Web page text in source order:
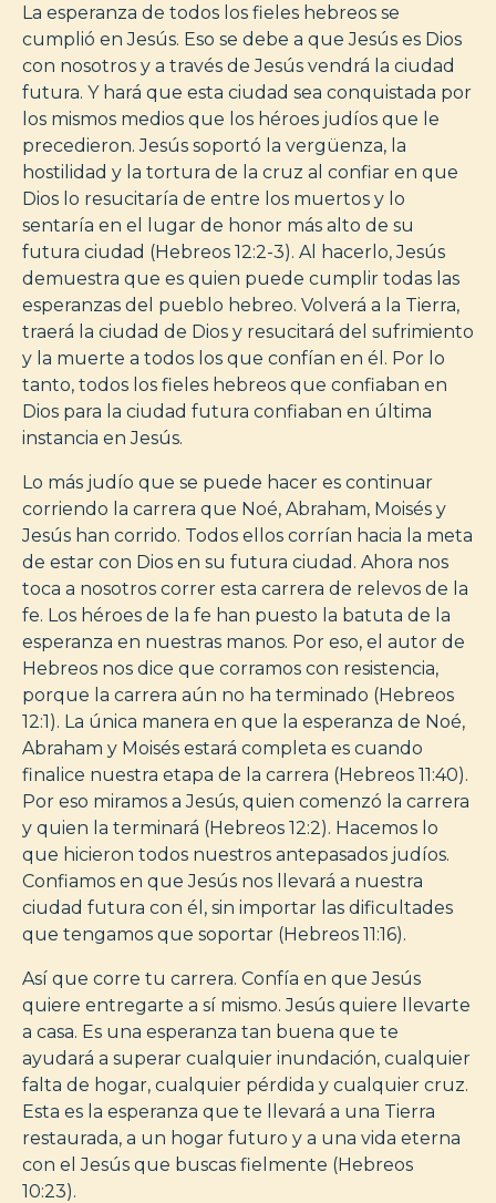
La esperanza de todos los fieles hebreos se
cumplió en Jesús. Eso se debe a que Jesús es Dios
con nosotros y a través de Jesús vendrá la ciudad
futura. Y hará que esta ciudad sea conquistada por
los mismos medios que los héroes judíos que le
precedieron. Jesús soportó la vergüenza, la
hostilidad y la tortura de la cruz al confiar en que
Dios lo resucitaría de entre los muertos y lo
sentaría en el lugar de honor más alto de su
futura ciudad (Hebreos 12:2-3). Al hacerlo, Jesús
demuestra que es quien puede cumplir todas las
esperanzas del pueblo hebreo. Volverá a la Tierra,
traerá la ciudad de Dios y resucitará del sufrimiento
y la muerte a todos los que confían en él. Por lo
tanto, todos los fieles hebreos que confiaban en
Dios para la ciudad futura confiaban en última
instancia en Jesús.
Lo más judío que se puede hacer es continuar
corriendo la carrera que Noé, Abraham, Moisés y
Jesús han corrido. Todos ellos corrían hacia la meta
de estar con Dios en su futura ciudad. Ahora nos
toca a nosotros correr esta carrera de relevos de la
fe. Los héroes de la fe han puesto la batuta de la
esperanza en nuestras manos. Por eso, el autor de
Hebreos nos dice que corramos con resistencia,
porque la carrera aún no ha terminado (Hebreos
12:1). La única manera en que la esperanza de Noé,
Abraham y Moisés estará completa es cuando
finalice nuestra etapa de la carrera (Hebreos 11:40).
Por eso miramos a Jesús, quien comenzó la carrera
y quien la terminará (Hebreos 12:2). Hacemos lo
que hicieron todos nuestros antepasados judíos.
Confiamos en que Jesús nos llevará a nuestra
ciudad futura con él, sin importar las dificultades
que tengamos que soportar (Hebreos 11:16).
Así que corre tu carrera. Confía en que Jesús
quiere entregarte a sí mismo. Jesús quiere llevarte
a casa. Es una esperanza tan buena que te
ayudará a superar cualquier inundación, cualquier
falta de hogar, cualquier pérdida y cualquier cruz.
Esta es la esperanza que te llevará a una Tierra
restaurada, a un hogar futuro y a una vida eterna
con el Jesús que buscas fielmente (Hebreos
10:23).